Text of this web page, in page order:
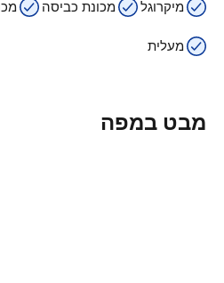
מיקרוגל מכונת כביסה
מעלית
מבט במפה